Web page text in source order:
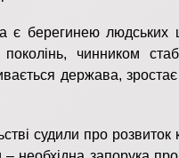
є берегинею людських
чинником
держава,
судили про розвиток